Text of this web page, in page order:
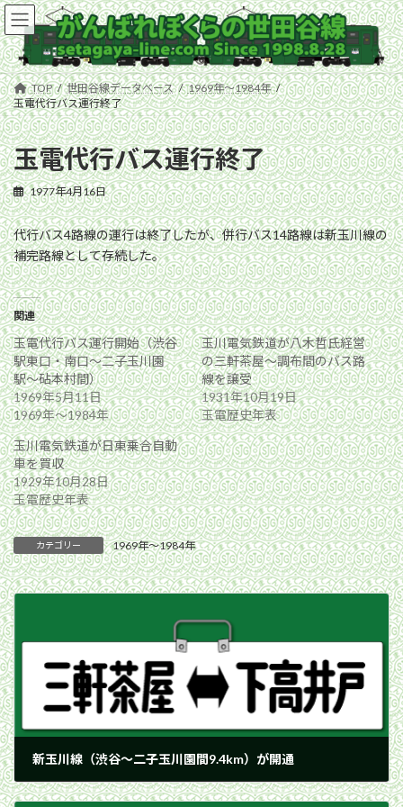
コ
ン
テ
ン
ツ
へ
ス
キ
ッ
プ
ナ
ビ
ゲ
ー
シ
ョ
ン
に
移
動
TOP 世田谷線データベース
1969年〜1984年
玉電代行バス運行終了
玉電代行バス運行終了
1977年4月16日
代行バス4路線の運行は終了したが、併行バス14路線は新玉川線の
補完路線として存続した。
関連
玉電代行バス運行開始（渋谷
駅東口・南口〜二子玉川園
駅〜砧本村間）
1969年5月11日
1969年〜1984年
玉川電気鉄道が八木哲氏経営
の三軒茶屋〜調布間のバス路
線を譲受
1931年10月19日
玉電歴史年表
玉川電気鉄道が日東乗合自動
車を買収
1929年10月28日
玉電歴史年表
カテゴリー 1969年〜1984年
新玉川線（渋谷〜二子玉川園間9.4km）が開通
1977年4月6日